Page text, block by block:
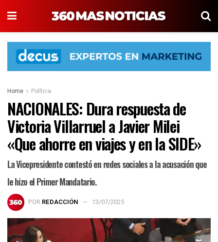
Home Política
NACIONALES: Dura respuesta de
Victoria Villarruel a Javier Milei
«Que ahorre en viajes y en la SIDE»
La Vicepresidente contestó en redes sociales a la acusación que
le hizo el Primer Mandatario.
POR REDACCIÓN 13/07/2025